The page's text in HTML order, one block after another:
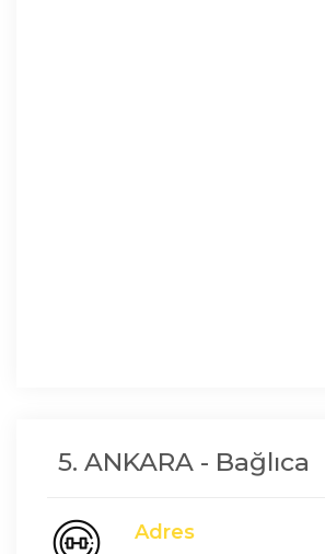
5. ANKARA - Bağlıca
Adres